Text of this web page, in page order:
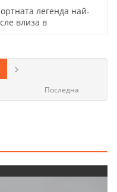
легенда най-
влиза в
Последна